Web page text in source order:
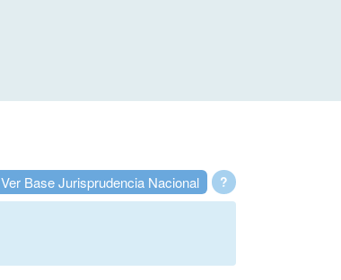
?
Ver Base Jurisprudencia Nacional